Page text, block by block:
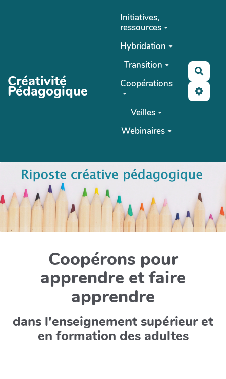
Créativité
Pédagogique
Initiatives,
ressources
Hybridation
Transition
Coopérations
Veilles
Webinaires
Coopérons pour
apprendre et faire
apprendre
dans l'enseignement supérieur et
en formation des adultes